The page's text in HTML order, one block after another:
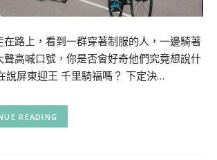
在路上，看到一群穿著制服的人，一邊騎著
聲高喊口號，你是否會好奇他們究竟想說什
說屏東迎王 千里騎福嗎？ 下定決…
READING